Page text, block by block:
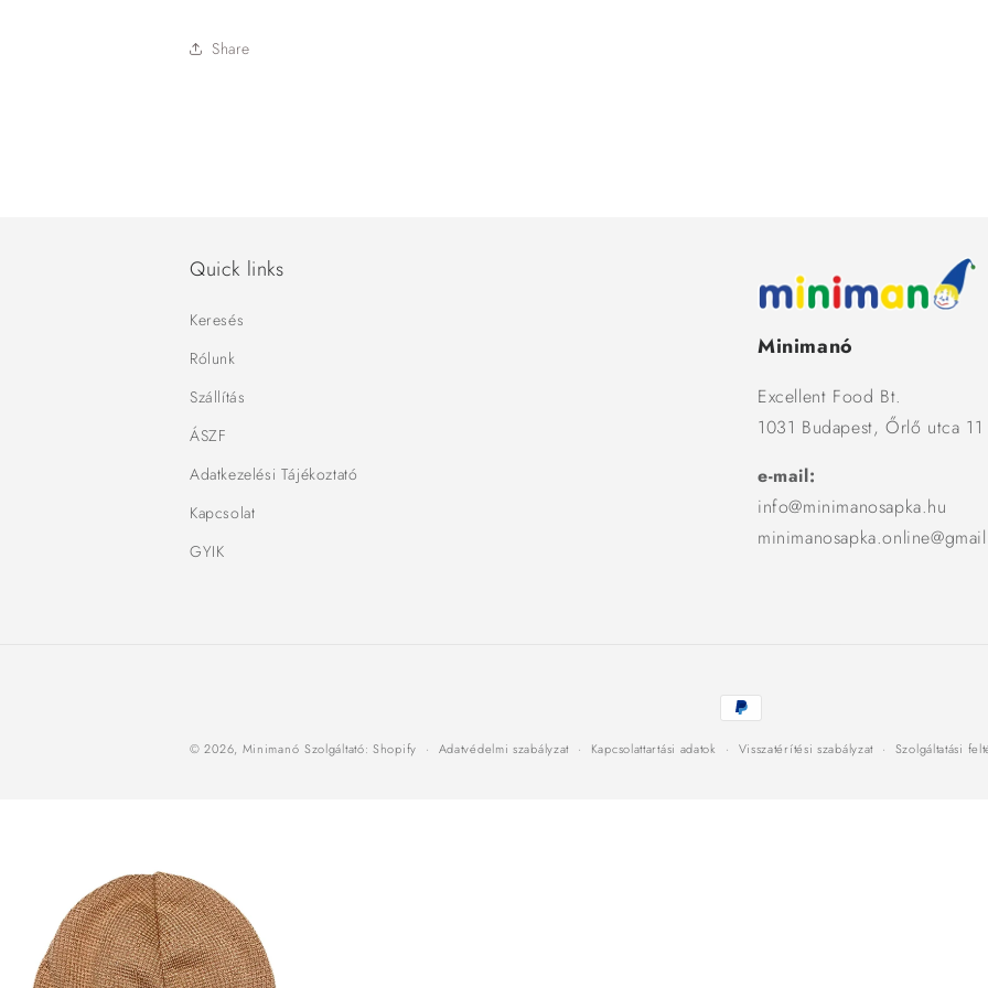
Share
Quick links
Keresés
Rólunk
Szállítás
ÁSZF
Adatkezelési Tájékoztató
Kapcsolat
GYIK
Minimanó
Excellent Food Bt.
1031 Budapest, Őrlő utca 11
e-mail:
info@minimanosapka.hu
Fizetési
módok
© 2026, Minimanó Szolgáltató: Shopify Adatvédelmi szabályzat Kapcsolattartási adatok Visszatérítési szabályzat Szolgáltatási